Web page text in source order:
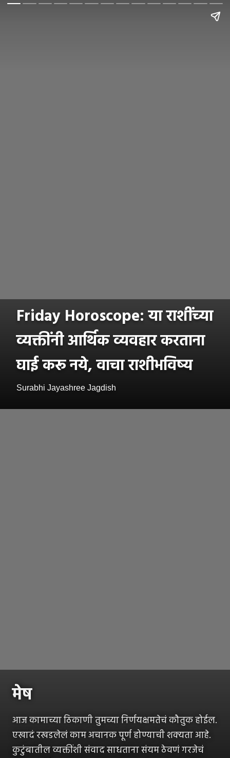
Friday Horoscope: या राशींच्या
व्यक्तींनी आर्थिक व्यवहार करताना
घाई करू नये, वाचा राशीभविष्य
Surabhi Jayashree Jagdish
मेष
आज कामाच्या ठिकाणी तुमच्या निर्णयक्षमतेचं कौतुक होईल.
एखादं रखडलेलं काम अचानक पूर्ण होण्याची शक्यता आहे.
कुटुंबातील व्यक्तींशी संवाद साधताना संयम ठेवणं गरजेचं